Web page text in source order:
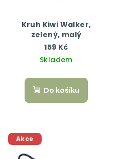
Kruh Kiwi Walker,
zelený, malý
159 Kč
Skladem
Do košíku
Akce